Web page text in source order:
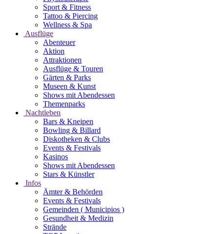
Sport & Fitness
Tattoo & Piercing
Wellness & Spa
Ausflüge
Abenteuer
Aktion
Attraktionen
Ausflüge & Touren
Gärten & Parks
Museen & Kunst
Shows mit Abendessen
Themenparks
Nachtleben
Bars & Kneipen
Bowling & Billard
Diskotheken & Clubs
Events & Festivals
Kasinos
Shows mit Abendessen
Stars & Künstler
Infos
Ämter & Behörden
Events & Festivals
Gemeinden ( Municipios )
Gesundheit & Medizin
Strände